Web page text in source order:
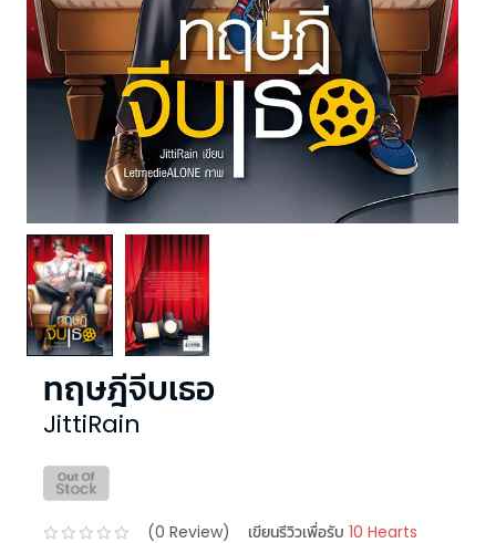
ทฤษฎีจีบเธอ
JittiRain
(0 Review) เขียนรีวิวเพื่อรับ 10 Hearts